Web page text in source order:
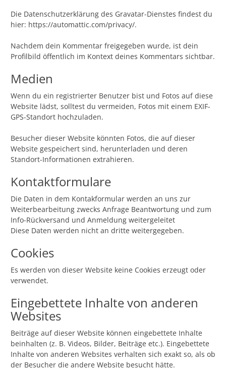
Die Datenschutzerklärung des Gravatar-Dienstes findest du
hier: https://automattic.com/privacy/.
Nachdem dein Kommentar freigegeben wurde, ist dein
Profilbild öffentlich im Kontext deines Kommentars sichtbar.
Medien
Wenn du ein registrierter Benutzer bist und Fotos auf diese
Website lädst, solltest du vermeiden, Fotos mit einem EXIF-
GPS-Standort hochzuladen.
Besucher dieser Website könnten Fotos, die auf dieser
Website gespeichert sind, herunterladen und deren
Standort-Informationen extrahieren.
Kontaktformulare
Die Daten in dem Kontakformular werden an uns zur
Weiterbearbeitung zwecks Anfrage Beantwortung und zum
Info-Rückversand und Anmeldung weitergeleitet
Diese Daten werden nicht an dritte weitergegeben.
Cookies
Es werden von dieser Website keine Cookies erzeugt oder
verwendet.
Eingebettete Inhalte von anderen
Websites
Beiträge auf dieser Website können eingebettete Inhalte
beinhalten (z. B. Videos, Bilder, Beiträge etc.). Eingebettete
Inhalte von anderen Websites verhalten sich exakt so, als ob
der Besucher die andere Website besucht hätte.